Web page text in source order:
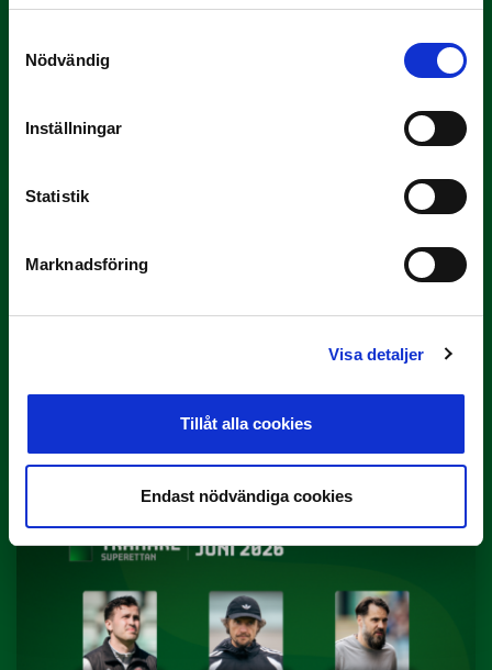
Nödvändig
Inställningar
Statistik
Marknadsföring
Visa detaljer
Tillåt alla cookies
Endast nödvändiga cookies
Han gjorde Månadens Mål i juni: ”En
Slog till i…